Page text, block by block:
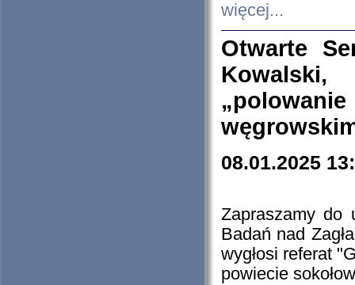
więcej...
Otwarte
08.01.2025
Zapraszamy do
Badań nad
wygłosi referat
powiecie